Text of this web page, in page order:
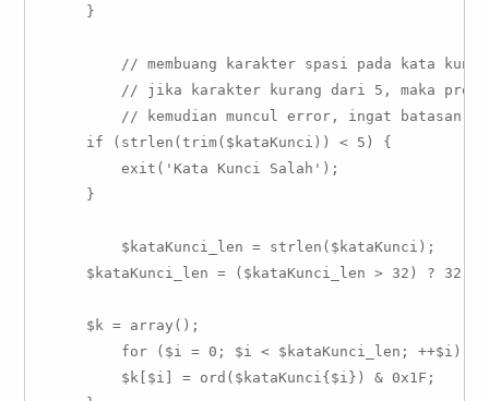
    }
    if (strlen(trim($kataKunci)) < 5) {
        exit('Kata Kunci Salah');
    }
$kataKunci_len = ($kataKunci_len > 32) ? 32 :
    $k = array();
        $k[$i] = ord($kataKunci{$i}) & 0x1F;